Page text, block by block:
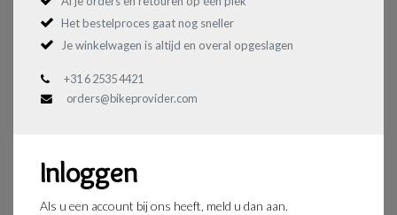
Het bestelproces gaat nog sneller
Je winkelwagen is altijd en overal opgeslagen
+31 6 2535 4421
orders@bikeprovider.com
Inloggen
Als u een account bij ons heeft, meld u dan aan.